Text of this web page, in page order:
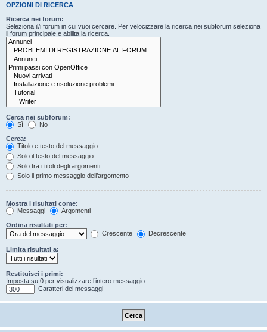
OPZIONI DI RICERCA
Ricerca nei forum:
Seleziona il/i forum in cui vuoi cercare. Per velocizzare la ricerca nei subforum seleziona
il forum principale e abilita la ricerca.
Cerca nei subforum:
Sì
No
Cerca:
Titolo e testo del messaggio
Solo il testo del messaggio
Solo tra i titoli degli argomenti
Solo il primo messaggio dell’argomento
Mostra i risultati come:
Messaggi
Argomenti
Ordina risultati per:
Crescente
Decrescente
Limita risultati a:
Restituisci i primi:
Imposta su 0 per visualizzare l’intero messaggio.
Caratteri dei messaggi